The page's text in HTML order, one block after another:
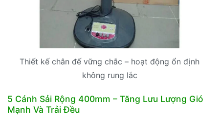
Thiết kế chân đế vững chắc – hoạt động ổn định
không rung lắc
5 Cánh Sải Rộng 400mm – Tăng Lưu Lượng Gió
Mạnh Và Trải Đều